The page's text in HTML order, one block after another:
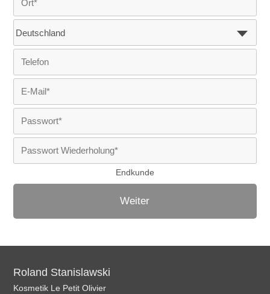
Endkunde
Weiter
Roland Stanislawski
Kosmetik Le Petit Olivier